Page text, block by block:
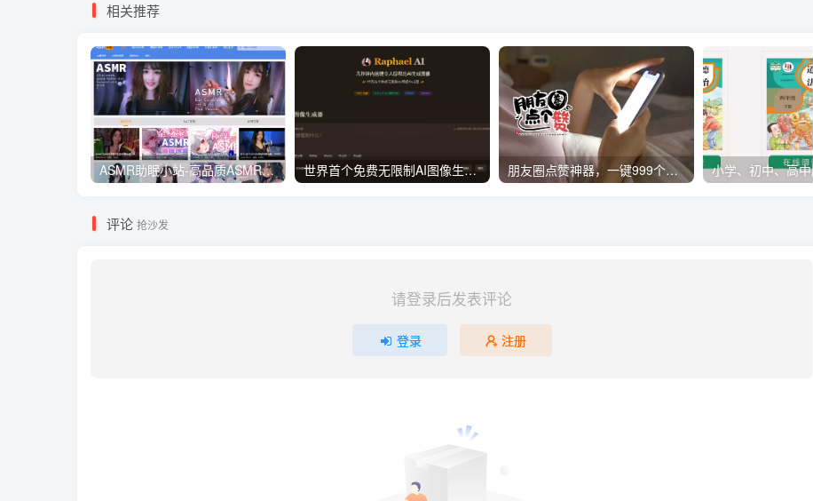
相关推荐
ASMR助眠小站-高品质ASMR助眠视频音频在线播放网站 世界首个免费无限制AI图像生成器，生成的小姐姐好逼真！ 朋友圈点赞神器，一键999个赞，再也不用求人了，安卓苹果都能用
评论 抢沙发
请登录后发表评论
登录 注册